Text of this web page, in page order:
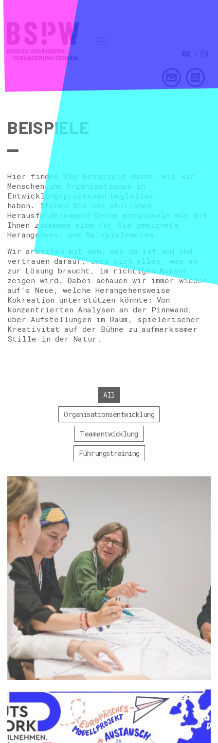
DE / EN
BEISPIELE
Hier finden Sie Beispiele davon, wie wir
Menschen und Organisationen in
Entwicklungsprozessen begleitet
haben. Stehen Sie vor ähnlichen
Herausforderungen? Gerne entwickeln wir mit
Ihnen zusammen eine für Sie geeignete
Herangehens- und Beispielsweise.
Wir arbeiten mit dem, was da ist und und
vertrauen darauf, dass sich alles, was es
zur Lösung braucht, im richtigen Moment
zeigen wird. Dabei schauen wir immer wieder
auf’s Neue, welche Herangehensweise
Kokreation unterstützen könnte: Von
konzentrierten Analysen an der Pinnwand,
über Aufstellungen im Raum, spielerischer
Kreativität auf der Bühne zu aufmerksamer
Stille in der Natur.
All
Organisationsentwicklung
Teamentwicklung
Führungstraining